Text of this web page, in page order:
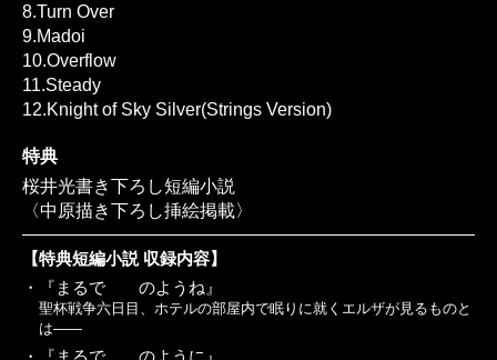
8.Turn Over
9.Madoi
10.Overflow
11.Steady
12.Knight of Sky Silver(Strings Version)
特典
桜井光書き下ろし短編小説
〈中原描き下ろし挿絵掲載〉
【特典短編小説 収録内容】
・『まるで のようね』
聖杯戦争六日目、ホテルの部屋内で眠りに就くエルザが見るものと
は――
・『まるで のように』